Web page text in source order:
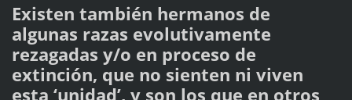
Existen también hermanos de
algunas razas evolutivamente
rezagadas y/o en proceso de
extinción, que no sienten ni viven
esta ‘unidad’, y son los que en otros